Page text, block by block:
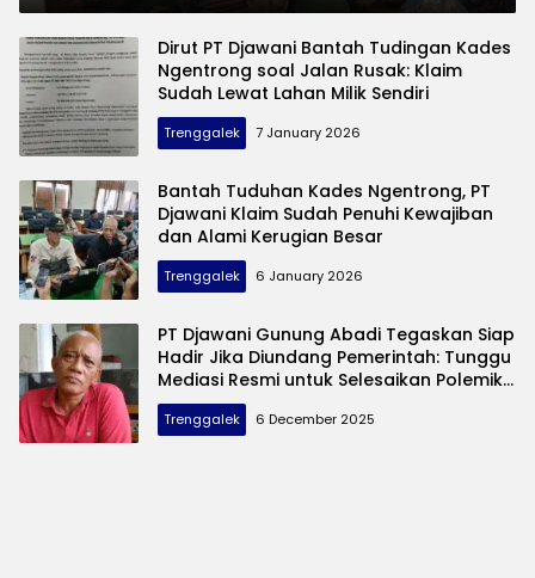
Dirut PT Djawani Bantah Tudingan Kades
Ngentrong soal Jalan Rusak: Klaim
Sudah Lewat Lahan Milik Sendiri
Trenggalek 7 January 2026
Bantah Tuduhan Kades Ngentrong, PT
Djawani Klaim Sudah Penuhi Kewajiban
dan Alami Kerugian Besar
Trenggalek 6 January 2026
PT Djawani Gunung Abadi Tegaskan Siap
Hadir Jika Diundang Pemerintah: Tunggu
Mediasi Resmi untuk Selesaikan Polemik
Galian C
Trenggalek 6 December 2025